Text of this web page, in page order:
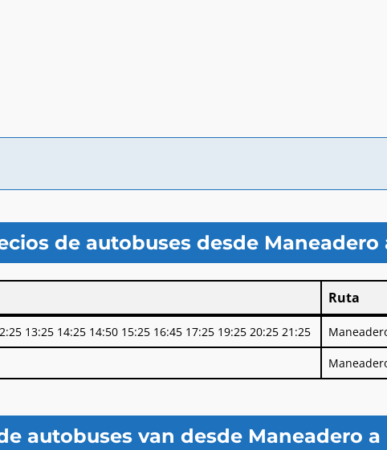
de autobuses desde Maneadero
Ruta
Ruta
13:25 14:25 14:50 15:25 16:45 17:25 19:25 20:25 21:25
autobuses van desde Maneadero